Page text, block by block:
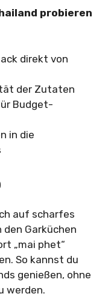
probieren
direkt von
der Zutaten
Budget-
in die
auf scharfes
Garküchen
„mai phet“
So kannst du
genießen, ohne
werden.